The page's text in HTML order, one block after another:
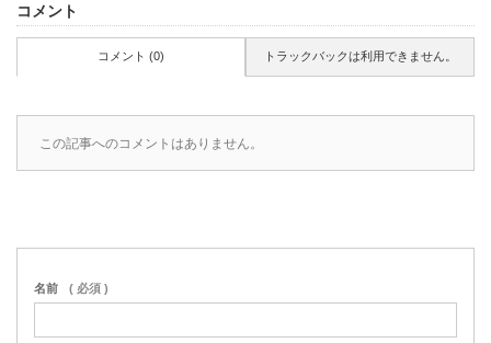
コメント
コメント (0) トラックバックは利用できません。
この記事へのコメントはありません。
名前 ( 必須 )